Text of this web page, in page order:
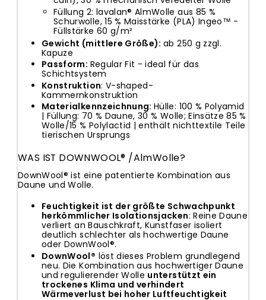
Füllung 2: lavalan® AlmWolle aus 85 %
Schurwolle, 15 % Maisstärke (PLA) Ingeo™ -
Füllstärke 60 g/m²
Gewicht (mittlere Größe):ab 250 g zzgl.
Kapuze
Passform: Regular Fit - ideal für das
Schichtsystem
Konstruktion: V-shaped-
Kammernkonstruktion
Materialkennzeichnung:Hülle: 100 % Polyamid
| Füllung: 70 % Daune, 30 % Wolle; Einsätze 85 %
Wolle/15 % Polylactid | enthält nichttextile Teile
tierischen Ursprungs
WAS IST DOWNWOOL® /AlmWolle?
DownWool® ist eine patentierte Kombination aus
Daune und Wolle.
Feuchtigkeit ist der größte Schwachpunkt
herkömmlicher Isolationsjacken: Reine Daune
verliert an Bauschkraft, Kunstfaser isoliert
deutlich schlechter als hochwertige Daune
oder DownWool®.
DownWool® löst dieses Problem grundlegend
neu. Die Kombination aus hochwertiger Daune
und regulierender Wolle unterstützt ein
trockenes Klima und verhindert
Wärmeverlust bei hoher Luftfeuchtigkeit